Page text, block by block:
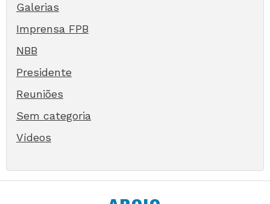
Galerias
Imprensa FPB
NBB
Presidente
Reuniões
Sem categoria
Vídeos